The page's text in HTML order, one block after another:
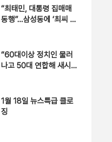
“최태민, 대통령 집매매
동행”…삼성동에 ‘최씨 타
“60대이상 정치인 물러
나고 50대 연합해 새시
1월 18일 뉴스특급 클로
징